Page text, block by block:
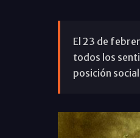
El 23 de
todos los
posición